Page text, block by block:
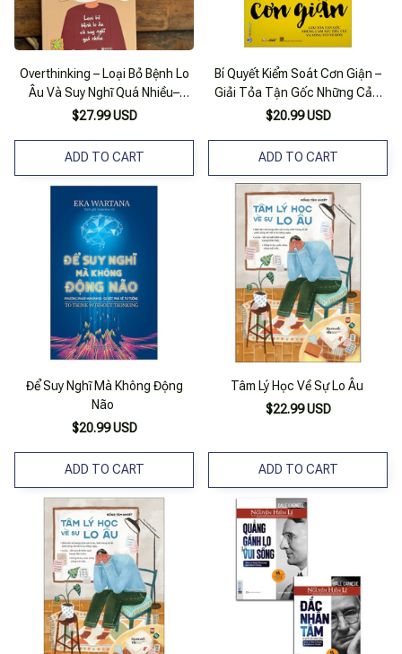
Overthinking – Loại Bỏ Bệnh Lo
Âu Và Suy Nghĩ Quá Nhiều–
Joseph Nguyen- Lê Nguyễn
Hồng Đức
$27.99 USD
ADD TO CART
Bí Quyết Kiểm Soát Cơn Giận –
Giải Tỏa Tận Gốc Những Cảm
Xúc Tiêu Cực Và Sống Vui Vẻ
$20.99 USD
ADD TO CART
Để Suy Nghĩ Mà Không Động
Não
$20.99 USD
ADD TO CART
Tâm Lý Học Về Sự Lo Âu
$22.99 USD
ADD TO CART